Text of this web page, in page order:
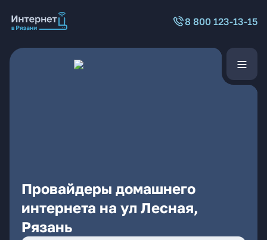
8 800 123-13-15
Провайдеры домашнего
интернета на ул Лесная,
Рязань